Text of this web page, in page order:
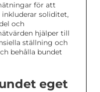
för att
soliditet,
och
hjälper till
ställning och
behålla bundet
eget